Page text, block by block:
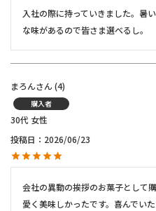
入社の際に持っていきました。暑
な味があるので皆さま選べるし。
まろん 4
購入者
30代 女性
投稿日
2026/06/23
会社の異動の挨拶のお菓子として
愛く美味しかったです。喜んでいた